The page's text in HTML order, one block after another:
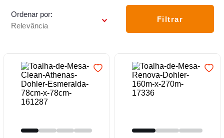
Ordenar por
Relevância
Filtrar
5º
6º luminária
8º panelas
9º varal
10º caneca